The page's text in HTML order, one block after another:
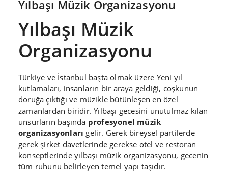
Yılbaşı Müzik Organizasyonu
Yılbaşı Müzik
Organizasyonu
Türkiye ve İstanbul başta olmak üzere Yeni yıl
kutlamaları, insanların bir araya geldiği, coşkunun
doruğa çıktığı ve müzikle bütünleşen en özel
zamanlardan biridir. Yılbaşı gecesini unutulmaz kılan
unsurların başında profesyonel müzik
organizasyonları gelir. Gerek bireysel partilerde
gerek şirket davetlerinde gerekse otel ve restoran
konseptlerinde yılbaşı müzik organizasyonu, gecenin
tüm ruhunu belirleyen temel yapı taşıdır.